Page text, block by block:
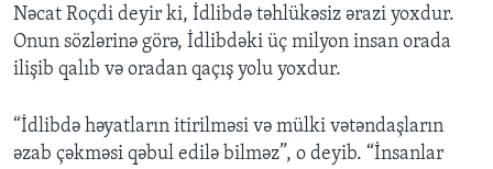
Nəcat Roçdi deyir ki, İdlibdə təhlükəsiz ərazi yoxdur.
Onun sözlərinə görə, İdlibdəki üç milyon insan orada
ilişib qalıb və oradan qaçış yolu yoxdur.
“İdlibdə həyatların itirilməsi və mülki vətəndaşların
əzab çəkməsi qəbul edilə bilməz”, o deyib. “İnsanlar